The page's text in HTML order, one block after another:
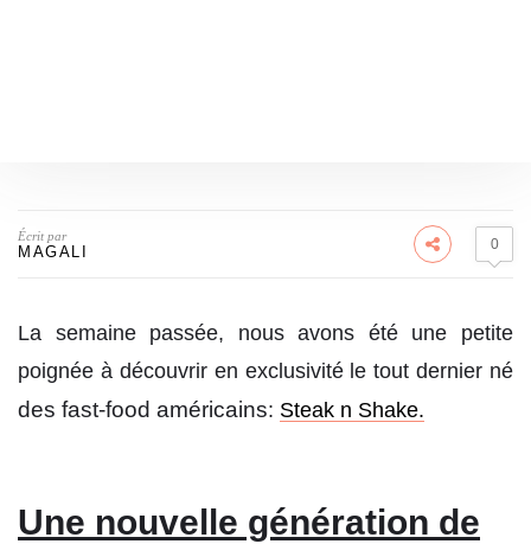
Écrit par
MAGALI 0
La semaine passée, nous avons été une petite
poignée à découvrir en exclusivité le tout dernier né
des fast-food américains: Steak n Shake.
Une nouvelle génération de